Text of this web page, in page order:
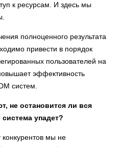
к ресурсам. И здесь мы
полноценного результата
привести в порядок
пользователей на
эффективность
систем.
не остановится ли вся
упадет?
конкурентов мы не